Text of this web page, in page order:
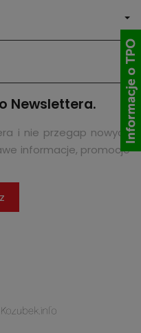
Newslettera.
i nie przegap nowych
informacje, promocje